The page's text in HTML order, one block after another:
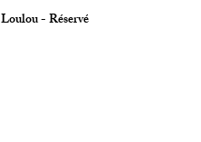
Loulou - Réservé